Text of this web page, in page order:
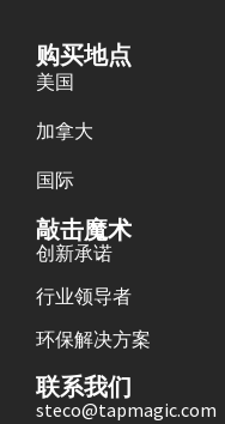
购买地点
美国
加拿大
国际
敲击魔术
创新承诺
行业领导者
环保解决方案
联系我们
steco@tapmagic.com